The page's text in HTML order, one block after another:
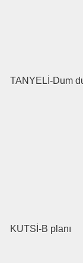
TANYELİ-Dum
KUTSİ-B planı